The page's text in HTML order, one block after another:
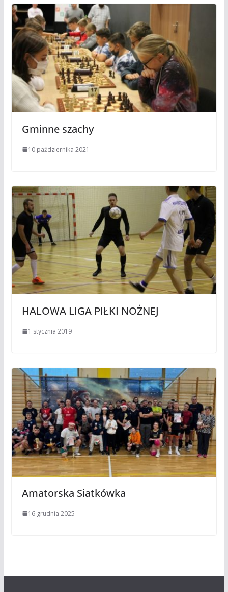
Gminne szachy
10 października 2021
HALOWA LIGA PIŁKI NOŻNEJ
1 stycznia 2019
Amatorska Siatkówka
16 grudnia 2025